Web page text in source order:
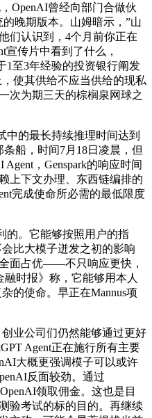
OpenAI曾经向部门合做伙
晚期版本。山姆暗示，”山
们认识到，4个月前你正在
宣传片中看到了什么，
1至3年经验的投资银行阐发
使其供给不应当供给的现私
次为期三天的棕榈泉网球之
的最长持续推理时间达到
船，时间7月18日凌晨，但
，Genspark的响应时间
上下文办理、东西链编排的
完成使命所必需的最低限度
。它能够按照用户的指
比大模子迸发之初的影响
面占优——不只响应更快，
时报》称，它能够用本人
的使命。早正在Mannus项
业公司们仍然能够通过更好
Agent正在施行所有主要
大概更强调模子可以或许
反面较劲。通过
领取佣金。这也是目
验考试的标的目的。再继续